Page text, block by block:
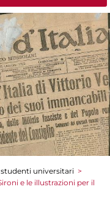
universitari >
e le illustrazioni per il